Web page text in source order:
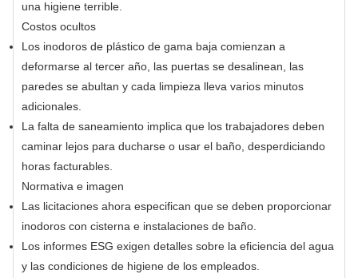
una higiene terrible.
Costos ocultos
Los inodoros de plástico de gama baja comienzan a
deformarse al tercer año, las puertas se desalinean, las
paredes se abultan y cada limpieza lleva varios minutos
adicionales.
La falta de saneamiento implica que los trabajadores deben
caminar lejos para ducharse o usar el baño, desperdiciando
horas facturables.
Normativa e imagen
Las licitaciones ahora especifican que se deben proporcionar
inodoros con cisterna e instalaciones de baño.
Los informes ESG exigen detalles sobre la eficiencia del agua
y las condiciones de higiene de los empleados.